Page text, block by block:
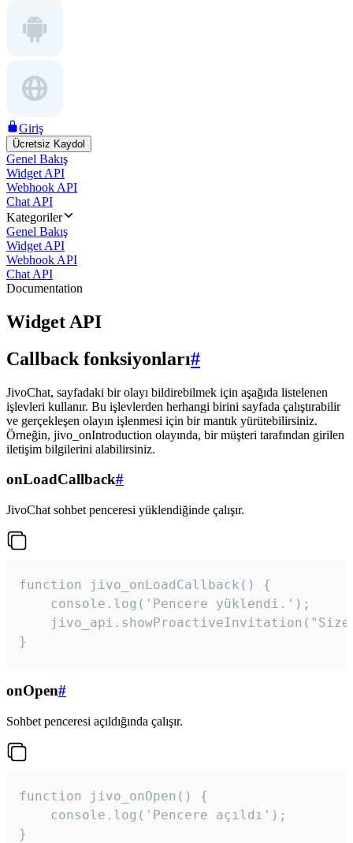
Giriş
Ücretsiz Kaydol
Genel Bakış
Widget API
Webhook API
Chat API
Kategoriler
Genel Bakış
Widget API
Webhook API
Chat API
Documentation
Widget API
Callback fonksiyonları#
JivoChat, sayfadaki bir olayı bildirebilmek için aşağıda listelenen
işlevleri kullanır. Bu işlevlerden herhangi birini sayfada çalıştırabilir
ve gerçekleşen olayın işlenmesi için bir mantık yürütebilirsiniz.
Örneğin, jivo_onIntroduction olayında, bir müşteri tarafından girilen
iletişim bilgilerini alabilirsiniz.
onLoadCallback#
JivoChat sohbet penceresi yüklendiğinde çalışır.
function jivo_onLoadCallback() {
    console.log('Pencere yüklendi.');
}
onOpen#
Sohbet penceresi açıldığında çalışır.
function jivo_onOpen() {
    console.log('Pencere açıldı');
}